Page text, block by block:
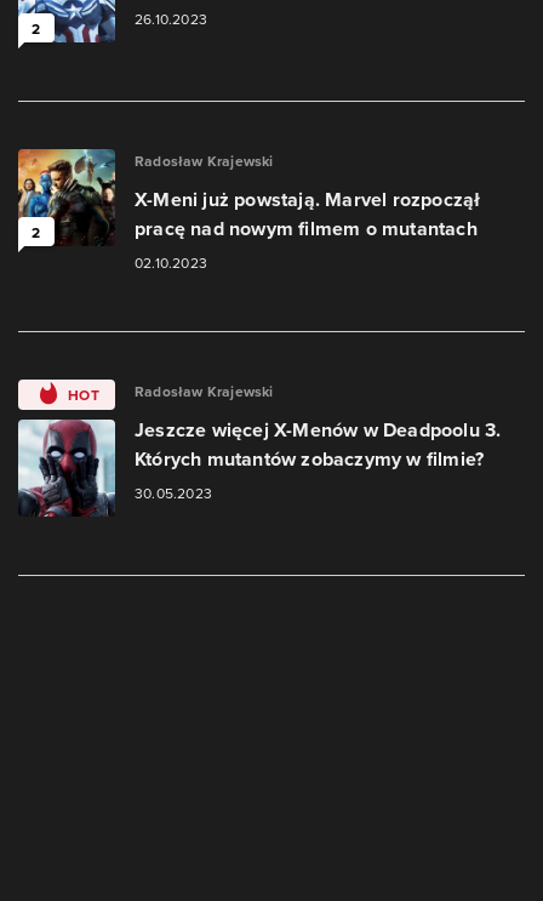
2 26.10.2023
2
Radosław Krajewski
X-Meni już powstają. Marvel rozpoczął
pracę nad nowym filmem o mutantach
02.10.2023
HOT Radosław Krajewski
Jeszcze więcej X-Menów w Deadpoolu 3.
Których mutantów zobaczymy w filmie?
30.05.2023